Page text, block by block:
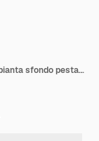
Nazione dell'Azerbaigian Bandiera su una pianta sfondo pestale spazio di testo vuoto